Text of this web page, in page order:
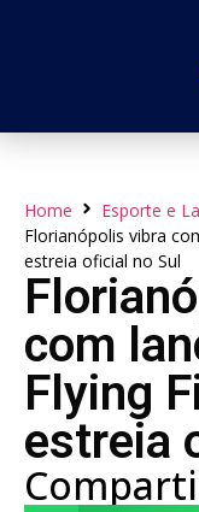
Home
Esporte e
Florianópolis vibra
estreia oficial no Sul
com
Flying
estreia